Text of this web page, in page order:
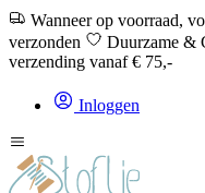
Wanneer op voorraad,
verzonden
Duurzame &
verzending vanaf € 75,-
Inloggen